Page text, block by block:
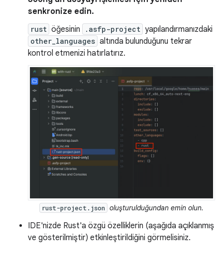
senkronize edin.
rust öğesinin .asfp-project yapılandırmanızdaki
other_languages altında bulunduğunu tekrar
kontrol etmenizi hatırlatırız.
rust-project.json oluşturulduğundan emin olun.
IDE'nizde Rust'a özgü özelliklerin (aşağıda açıklanmış
ve gösterilmiştir) etkinleştirildiğini görmelisiniz.